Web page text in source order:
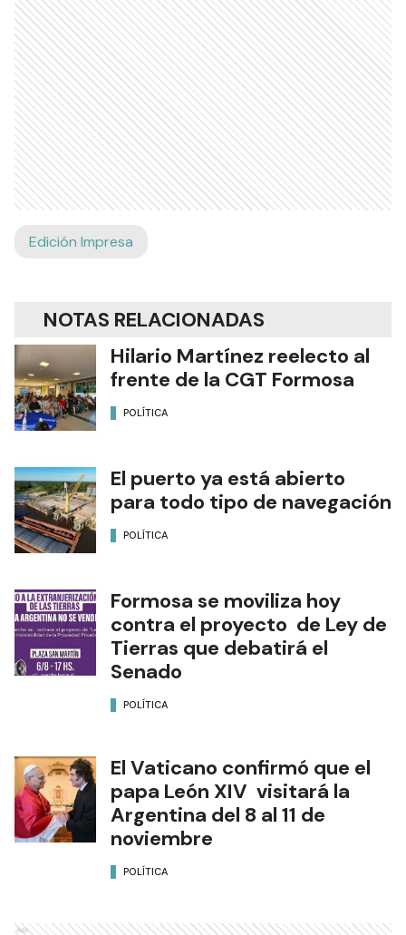
Edición Impresa
NOTAS RELACIONADAS
Hilario Martínez reelecto al
frente de la CGT Formosa
POLÍTICA
El puerto ya está abierto
para todo tipo de navegación
POLÍTICA
Formosa se moviliza hoy
contra el proyecto de Ley de
Tierras que debatirá el
Senado
POLÍTICA
El Vaticano confirmó que el
papa León XIV visitará la
Argentina del 8 al 11 de
noviembre
POLÍTICA
Ads